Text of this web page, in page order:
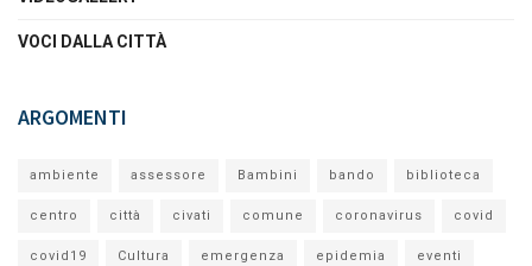
VOCI DALLA CITTÀ
ARGOMENTI
ambiente assessore Bambini bando biblioteca
centro città civati comune coronavirus covid
covid19 Cultura emergenza epidemia eventi